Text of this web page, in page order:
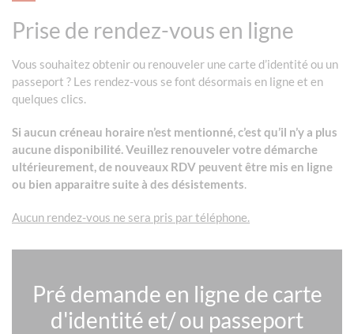
Prise de rendez-vous en ligne
Vous souhaitez obtenir ou renouveler une carte d’identité ou un
passeport ? Les rendez-vous se font désormais en ligne et en
quelques clics.
Si aucun créneau horaire n’est mentionné, c’est qu’il n’y a plus
aucune disponibilité. Veuillez renouveler votre démarche
ultérieurement, de nouveaux RDV peuvent être mis en ligne
ou bien apparaitre suite à des désistements.
Aucun rendez-vous ne sera pris par téléphone.
Pré demande en ligne de carte
d'identité et/ ou passeport